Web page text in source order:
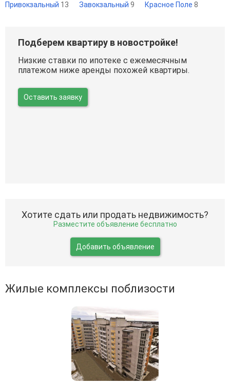
Привокзальный 13 Завокзальный 9 Красное Поле 8
Подберем квартиру в новостройке!
Низкие ставки по ипотеке с ежемесячным
платежом ниже аренды похожей квартиры.
Оставить заявку
Хотите сдать или продать недвижимость?
Разместите объявление бесплатно
Добавить объявление
Жилые комплексы поблизости